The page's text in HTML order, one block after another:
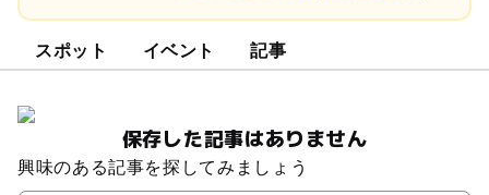
スポット イベント 記事
保存した記事はありません
興味のある記事を探してみましょう